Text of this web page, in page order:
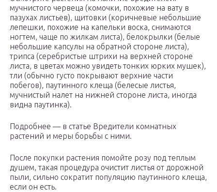
мучнистого червеца (комочки, похожие на вату в
пазухах листьев), щитовки (коричневые небольшие
лепешки, похожие на капельки воска, снимаются
ногтем, чаще по жилкам листа), белокрылки (белые
небольшие капсулы на обратной стороне листа),
трипса (серебристые штрихи на верхней стороне
листа, в цветах можно увидеть тонких юрких мушек),
тли (обычно густо покрывают верхние части
побегов), паутинного клеща (белесые листья,
мучнистый налет на нижней стороне листа, иногда
видна паутинка).
Подробнее — в статье Вредители комнатных
растений и меры борьбы с ними.
После покупки растения помойте розу под теплым
душем, такая процедура очистит листья от дорожной
пыли, сильно сократит популяцию паутинного клеща,
если он есть.